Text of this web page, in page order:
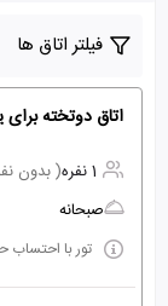
فیلتر اتاق ها
اتاق دوتخته
1 نفره
( بدون
صبحانه
تور با